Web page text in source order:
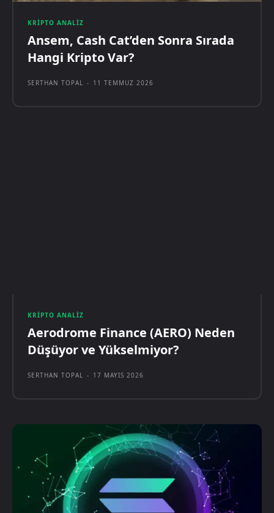
KRIPTO ANALIZ
Ansem, Cash Cat’den Sonra Sırada
Hangi Kripto Var?
SERTHAN TOPAL - 11 TEMMUZ 2026
KRIPTO ANALIZ
Aerodrome Finance (AERO) Neden
Düşüyor ve Yükselmiyor?
SERTHAN TOPAL - 17 MAYIS 2026